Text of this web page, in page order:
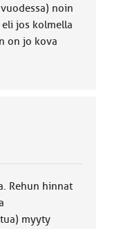
noin
jos kolmella
on jo kova
Rehun hinnat
myyty